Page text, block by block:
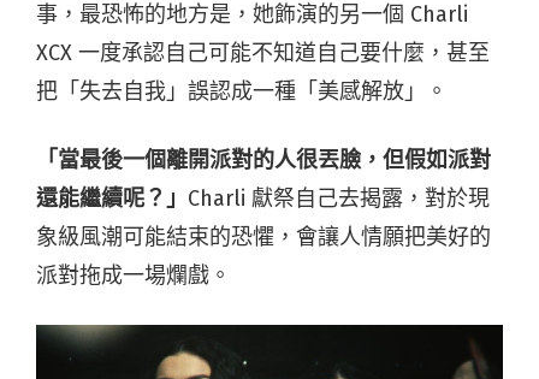
事，最恐怖的地方是，她飾演的另一個 Charli
XCX 一度承認自己可能不知道自己要什麼，甚至
把「失去自我」誤認成一種「美感解放」。
「當最後一個離開派對的人很丟臉，但假如派對
還能繼續呢？」 Charli 獻祭自己去揭露，對於現
象級風潮可能結束的恐懼，會讓人情願把美好的
派對拖成一場爛戲。